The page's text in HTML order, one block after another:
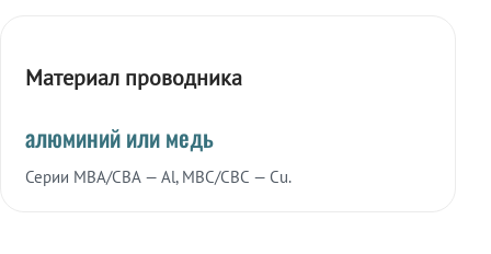
Материал проводника
алюминий или медь
Серии МВА/СВА — Al, МВС/СВС — Cu.